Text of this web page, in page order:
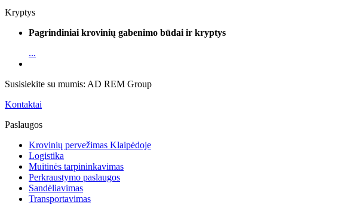
Kryptys
Pagrindiniai krovinių gabenimo būdai ir kryptys
...
Susisiekite su mumis: AD REM Group
Kontaktai
Paslaugos
Krovinių pervežimas Klaipėdoje
Logistika
Muitinės tarpininkavimas
Perkraustymo paslaugos
Sandėliavimas
Transportavimas